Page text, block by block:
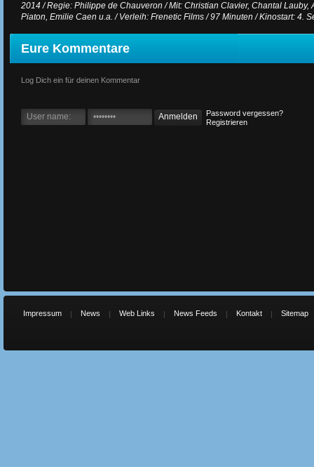
2014 / Regie: Philippe de Chauveron / Mit: Christian Clavier, Chantal Lauby,
Piaton, Emilie Caen u.a. / Verleih: Frenetic Films / 97 Minuten / Kinostart: 4.
Eure Kommentare
Log Dich ein für deinen Kommentar
Password vergessen?
Registrieren
Impressum News Web Links News Feeds Kontakt Sitemap